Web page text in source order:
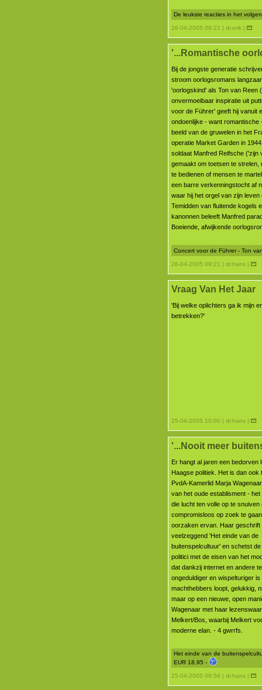
De leukste reacties in het
26-04-2005 09:21 | dr.erik |
'...Romantische
Bij de jongste generatie
stroom oorlogsromans
'oorlogskind' als Ton van Reen
onvermoeibaar inspiratie uit
voor de Führer' geeft hij vanuit
ondoenlijke - want romantische
beeld van de gruwelen in het
operatie Market Garden in
soldaat Manfred Reifsche ('zijn
gemaakt om toetsen te strelen,
te bedienen of mensen te
een barre verkenningstocht af
waar hij het orgel van zijn leven
Temidden van fluitende kogels
kanonnen beleeft Manfred
Boeiende, afwijkende
Concert voor de Führer - Ton
26-04-2005 09:21 | dr.hans |
Vraag Van Het Jaar
'Bij welke oplichters ga ik mijn
betrekken?'
25-04-2005 10:00 | dr.hans |
'...Nooit meer
Er hangt al jaren een bedorven
Haagse politiek. Het is dan ook
PvdA-Kamerlid Marja
van het oude establisment - het
die lucht ten volle op te snuiven
compromisloos op zoek te
oorzaken ervan. Haar geschrift
veelzeggend 'Het einde van de
buitenspelcultuur' en schetst
politici met de eisen van het
dat dankzij internet en andere
ongeduldiger en wispelturiger
machthebbers loopt, gelukkig,
maar op een nieuwe, open
Wagenaar met haar
Melkert/Bos, waarbij Melkert
moderne elan. - 4 gwrrfs.
Het einde van de
EUR 18,95 -
25-04-2005 09:58 | dr.hans |